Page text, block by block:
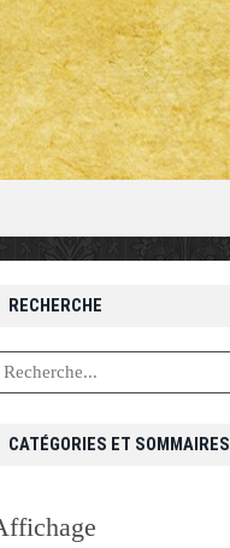
RECHERCHE
CATÉGORIES ET SOMMAIRES